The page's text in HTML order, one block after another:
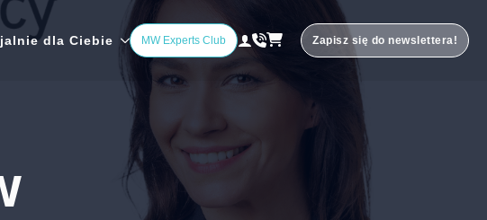
dla Ciebie MW Experts Club Zapisz się do newslettera!